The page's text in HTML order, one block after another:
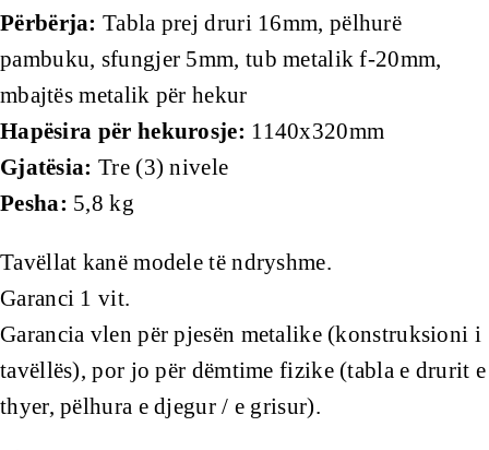
Përbërja: Tabla prej druri 16mm, pëlhurë
pambuku, sfungjer 5mm, tub metalik f-20mm,
mbajtës metalik për hekur
Hapësira për hekurosje: 1140x320mm
Gjatësia: Tre (3) nivele
Pesha: 5,8 kg
Tavëllat kanë modele të ndryshme.
Garanci 1 vit.
Garancia vlen për pjesën metalike (konstruksioni i
tavëllës), por jo për dëmtime fizike (tabla e drurit e
thyer, pëlhura e djegur / e grisur).